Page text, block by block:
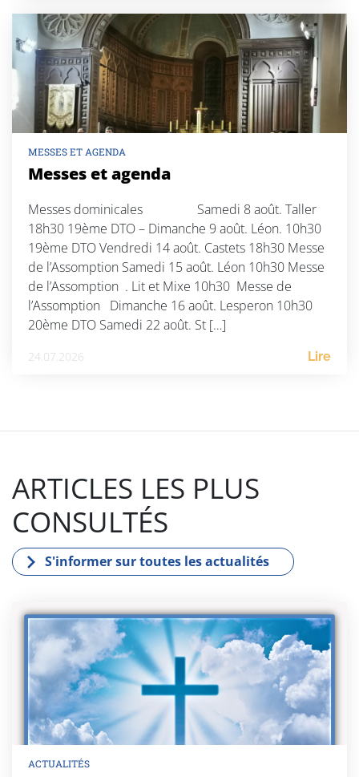
MESSES ET AGENDA
Messes et agenda
Messes dominicales Samedi 8 août. Taller
18h30 19ème DTO – Dimanche 9 août. Léon. 10h30
19ème DTO Vendredi 14 août. Castets 18h30 Messe
de l’Assomption Samedi 15 août. Léon 10h30 Messe
de l’Assomption . Lit et Mixe 10h30 Messe de
l’Assomption Dimanche 16 août. Lesperon 10h30
20ème DTO Samedi 22 août. St […]
24.07.2026 Lire
ARTICLES LES PLUS
CONSULTÉS
S'informer sur toutes les actualités
ACTUALITÉS